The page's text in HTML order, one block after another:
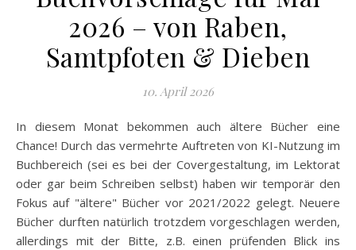
2026 – von Raben,
Samtpfoten & Dieben
10. April 2026
In diesem Monat bekommen auch ältere Bücher eine
Chance! Durch das vermehrte Auftreten von KI-Nutzung im
Buchbereich (sei es bei der Covergestaltung, im Lektorat
oder gar beim Schreiben selbst) haben wir temporär den
Fokus auf "ältere" Bücher vor 2021/2022 gelegt. Neuere
Bücher durften natürlich trotzdem vorgeschlagen werden,
allerdings mit der Bitte, z.B. einen prüfenden Blick ins